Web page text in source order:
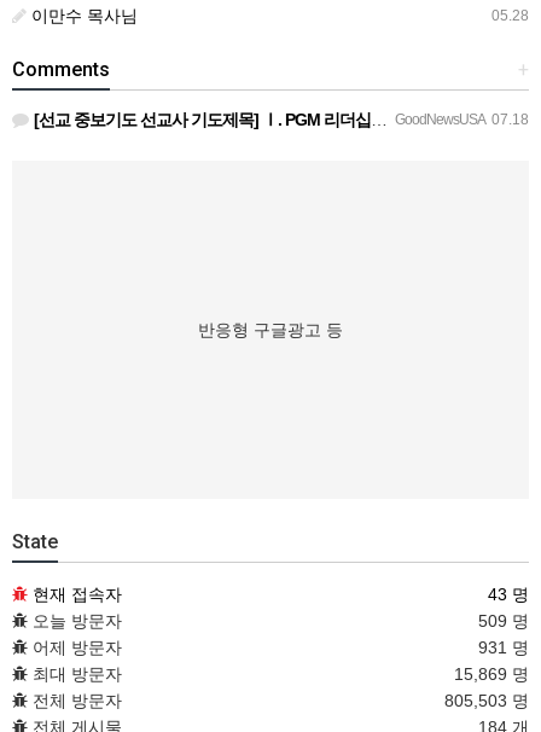
05.28
이만수 목사님
+
Comments
GoodNewsUSA 07.18
[선교 중보기도 선교사 기도제목] Ⅰ. PGM 리더십을 위한 중보기도 호성기 국제대표님과 정책이사진, 본부장…
반응형 구글광고 등
State
현재 접속자
43 명
오늘 방문자
509 명
어제 방문자
931 명
최대 방문자
15,869 명
전체 방문자
805,503 명
전체 게시물
184 개